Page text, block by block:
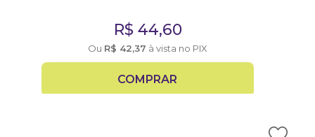
R$ 44,60
Ou R$ 42,37 à vista no PIX
COMPRAR